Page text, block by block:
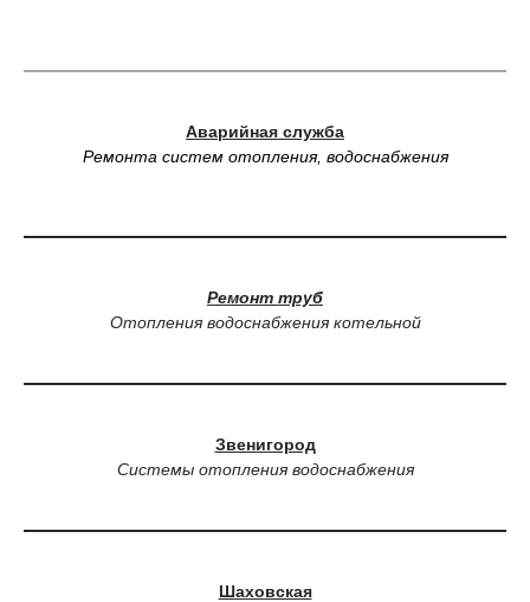
Аварийная служба
Ремонта систем отопления, водоснабжения
Ремонт труб
Отопления водоснабжения котельной
Звенигород
Системы отопления водоснабжения
Шаховская